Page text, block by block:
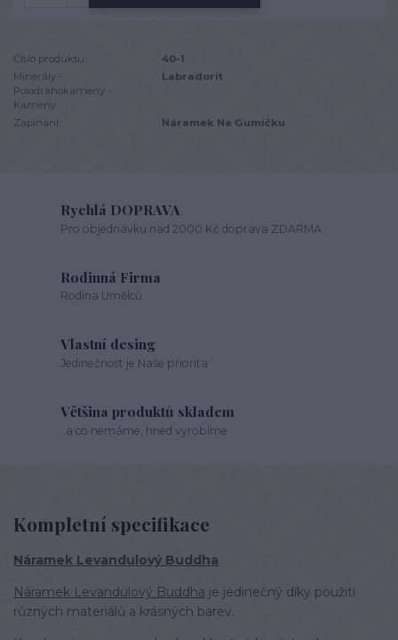
Číslo produktu:
40-1
Minerály -
Polodrahokameny -
Kameny:
Labradorit
Zapínání: Náramek Na Gumičku
Rychlá DOPRAVA
Pro objednávku nad 2000 Kč doprava ZDARMA
Rodinná Firma
Rodina Umělců
Vlastní desing
Jedinečnost je Naše priorita
Většina produktů skladem
..a co nemáme, hned vyrobíme
Kompletní specifikace
Náramek Levandulový Buddha
Náramek Levandulový Buddha je jedinečný díky použití
různých materiálů a krásných barev.